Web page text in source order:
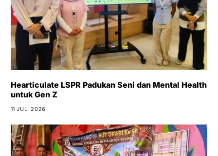
Hearticulate LSPR Padukan Seni dan Mental Health
untuk Gen Z
11 JULI 2026